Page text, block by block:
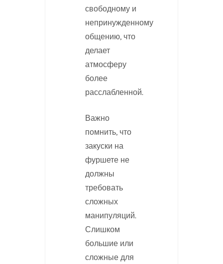
свободному и
непринужденному
общению, что
делает
атмосферу
более
расслабленной.
Важно
помнить, что
закуски на
фуршете не
должны
требовать
сложных
манипуляций.
Слишком
большие или
сложные для